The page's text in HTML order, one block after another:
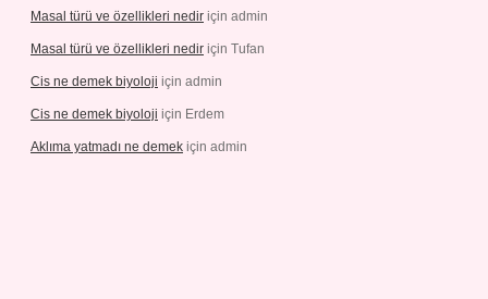
Masal türü ve özellikleri nedir için admin
Masal türü ve özellikleri nedir için Tufan
Cis ne demek biyoloji için admin
Cis ne demek biyoloji için Erdem
Aklıma yatmadı ne demek için admin